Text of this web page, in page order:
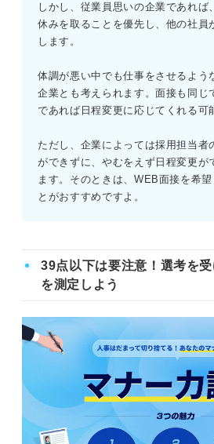
しかし、従業員思いの企業であれば
休みを取ることを優先し、他の社員
します。
体調が悪い中でも仕事をさせるよう
企業とも考えられます。面接も同じ
であれば日程変更に応じてくれる可
ただし、企業によっては採用担当者
ができずに、やむをえず日程変更が
ます。そのときは、WEB面接を希
とがおすすめですよ。
39点以下は要注意！選考を
を測定しよう